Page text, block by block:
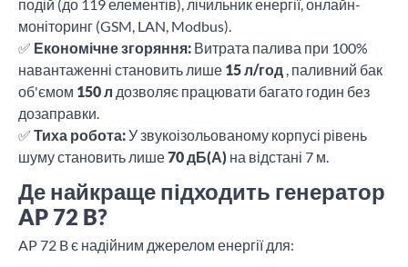
подій (до 119 елементів), лічильник енергії, онлайн-
моніторинг (GSM, LAN, Modbus).
✅ Економічне згоряння: Витрата палива при 100%
навантаженні становить лише 15 л/год , паливний бак
об'ємом 150 л дозволяє працювати багато годин без
дозаправки.
✅ Тиха робота:У звукоізольованому корпусі рівень
шуму становить лише70 дБ(А) на відстані 7 м.
Де найкраще підходить генератор
AP 72 B?
AP 72 B є надійним джерелом енергії для: